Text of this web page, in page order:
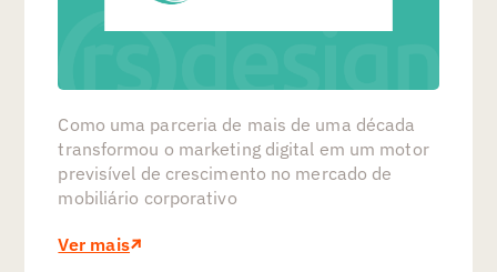
Como uma parceria de mais de uma década
transformou o marketing digital em um motor
previsível de crescimento no mercado de
mobiliário corporativo
Ver mais